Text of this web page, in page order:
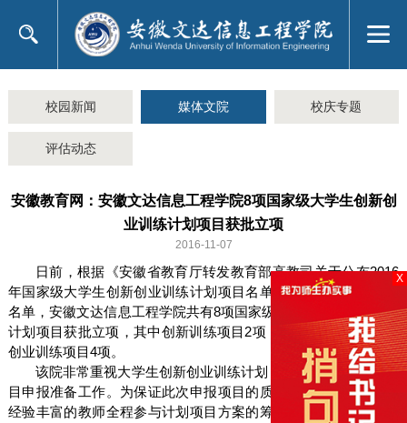
X
校园新闻 媒体文院 校庆专题
评估动态
安徽教育网：安徽文达信息工程学院8项国家级大学生创新创
业训练计划项目获批立项
2016-11-07
日前，根据《安徽省教育厅转发教育部高教司关于公布2016
年国家级大学生创新创业训练计划项目名单的通知》公布的立项
名单，安徽文达信息工程学院共有8项国家级大学生创新创业训练
计划项目获批立项，其中创新训练项目2项，创业实践项目2项，
创业训练项目4项。
该院非常重视大学生创新创业训练计划，从3月份就启动了项
目申报准备工作。为保证此次申报项目的质量，该院各系部多名
经验丰富的教师全程参与计划项目方案的筹备，经过层层筛选，